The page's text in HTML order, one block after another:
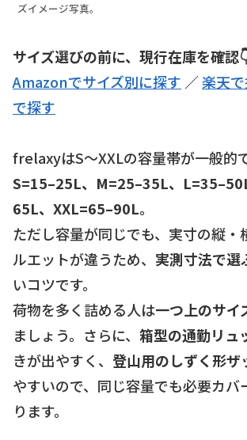
ズイメージ写真。
サイズ選びの前に、現行在庫を確認
Amazonでサイズ別に探す ／楽天
で探す
frelaxyはS〜XXLの容量帯が一般的
S=15–25L、M=25–35L、
65L、XXL=65–90L。
ただし容量が同じでも、実寸の縦・
ルエットが違うため、 実測寸法で選
いコツです。
荷物を多く詰める人は一つ上のサイ
ましょう。さらに、 箱型の通勤リュ
きが出やすく、 登山用のしずく形ザ
やすいので、同じ容量でも必要カバ
ります。